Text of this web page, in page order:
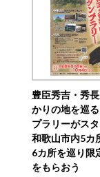
豊臣秀吉・秀
かりの地を巡
プラリーがス
和歌山市内5カ
6カ所を巡り限
をもらおう